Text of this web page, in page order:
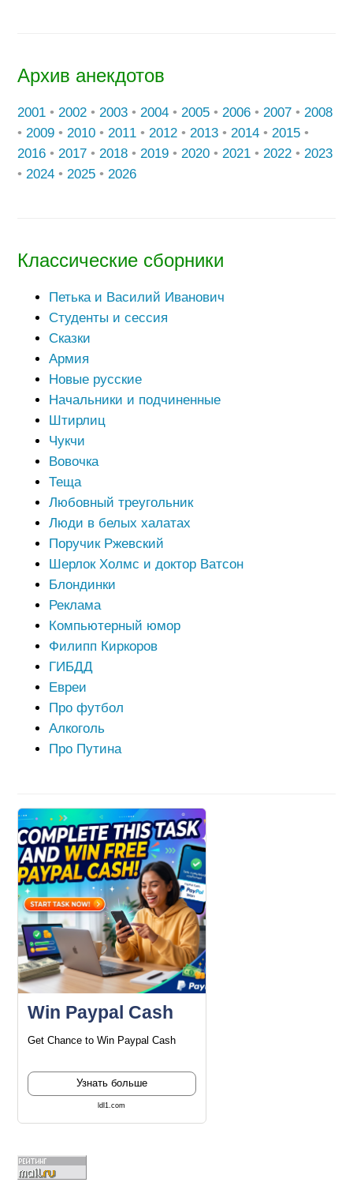
Архив анекдотов
2001 • 2002 • 2003 • 2004 • 2005 • 2006 • 2007 • 2008
• 2009 • 2010 • 2011 • 2012 • 2013 • 2014 • 2015 •
2016 • 2017 • 2018 • 2019 • 2020 • 2021 • 2022 • 2023
• 2024 • 2025 • 2026
Классические сборники
Петька и Василий Иванович
Студенты и сессия
Сказки
Армия
Новые русские
Начальники и подчиненные
Штирлиц
Чукчи
Вовочка
Теща
Любовный треугольник
Люди в белых халатах
Поручик Ржевский
Шерлок Холмс и доктор Ватсон
Блондинки
Реклама
Компьютерный юмор
Филипп Киркоров
ГИБДД
Евреи
Про футбол
Алкоголь
Про Путина
Win Paypal Cash
Get Chance to Win Paypal Cash
Узнать больше
ldl1.com